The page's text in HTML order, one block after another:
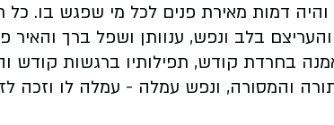
דמות מאירת פנים לכל מי שפגש בו. כל
והעריצם בלב ונפש, ענוותן ושפל ברך והאיר
בחרדת קודש, תפילותיו ברגשות קודש
והמסורה, ונפש עמלה - עמלה לו וזכה